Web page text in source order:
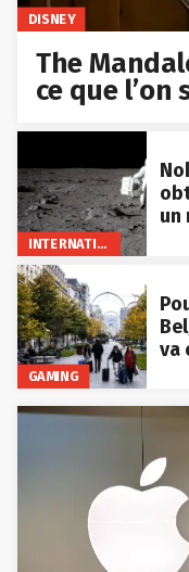
DISNEY
The
ce que l’on
INTERNATIONAL
un
GAMING
va